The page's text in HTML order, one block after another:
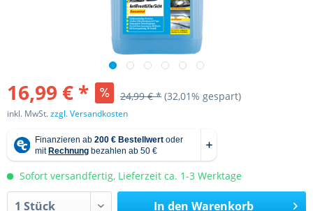
16,99 € * 24,99 € * (32,01% gespart)
inkl. MwSt.zzgl. Versandkosten
Sofort versandfertig, Lieferzeit ca. 1-3 Werktage
In den Warenkorb